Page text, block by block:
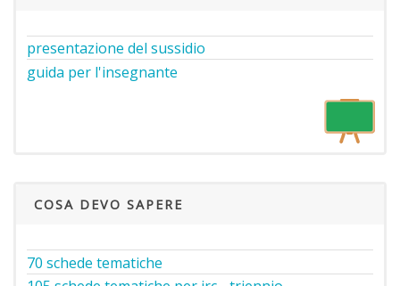
presentazione del sussidio
guida per l'insegnante
COSA DEVO SAPERE
70 schede tematiche